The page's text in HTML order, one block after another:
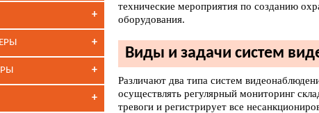
технические мероприятия по созданию
оборудования.
Виды и задачи систем
Различают два типа систем
осуществлять регулярный мониторинг
тревоги и регистрирует все
+
+
+
+